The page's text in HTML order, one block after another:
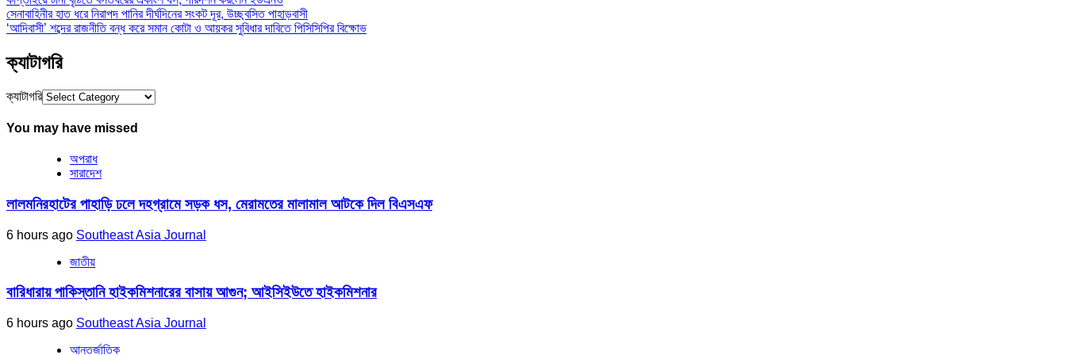
সেনাবাহিনীর হাত ধরে নিরাপদ পানির দীর্ঘদিনের সংকট দূর, উচ্ছ্বসিত পাহাড়বাসী
‘আদিবাসী’ শব্দের রাজনীতি বন্ধ করে সমান কোটা ও আয়কর সুবিধার দাবিতে পিসিসিপির বিক্ষোভ
ক্যাটাগরি
ক্যাটাগরি
You may have missed
অপরাধ
সারাদেশ
লালমনিরহাটের পাহাড়ি ঢলে দহগ্রামে সড়ক ধস, মেরামতের মালামাল আটকে দিল বিএসএফ
6 hours ago Southeast Asia Journal
জাতীয়
বারিধারায় পাকিস্তানি হাইকমিশনারের বাসায় আগুন; আইসিইউতে হাইকমিশনার
6 hours ago Southeast Asia Journal
আন্তর্জাতিক